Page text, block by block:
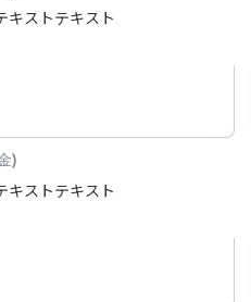
キストテキスト
)
キストテキスト